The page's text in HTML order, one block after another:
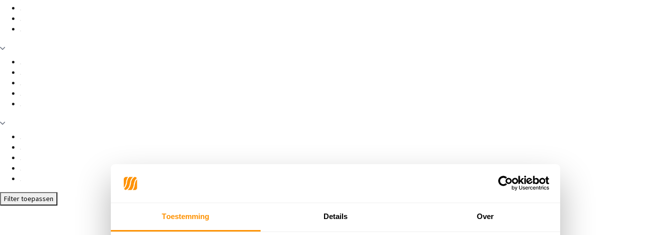
Toestemming Details Over
Filter toepassen